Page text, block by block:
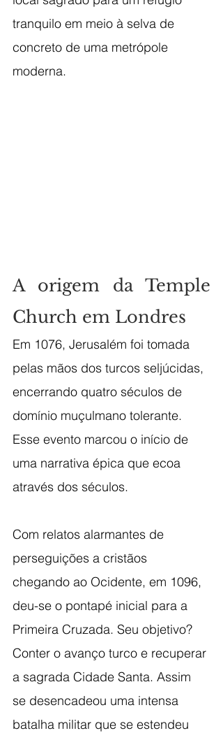
tranquilo em meio à selva de
concreto de uma metrópole
moderna.
A origem da Temple
Church em Londres
Em 1076, Jerusalém foi tomada
pelas mãos dos turcos seljúcidas,
encerrando quatro séculos de
domínio muçulmano tolerante.
Esse evento marcou o início de
uma narrativa épica que ecoa
através dos séculos.
Com relatos alarmantes de
perseguições a cristãos
chegando ao Ocidente, em 1096,
deu-se o pontapé inicial para a
Primeira Cruzada. Seu objetivo?
Conter o avanço turco e recuperar
a sagrada Cidade Santa. Assim
se desencadeou uma intensa
batalha militar que se estendeu